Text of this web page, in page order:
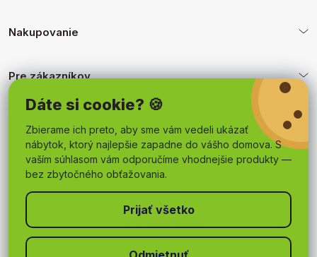
Dáte si cookie? 🍪
Zbierame ich preto, aby sme vám vedeli ukázať
nábytok, ktorý najlepšie zapadne do vášho domova. S
vaším súhlasom vám odporučíme vhodnejšie produkty —
bez zbytočného obťažovania.
Nakupovanie
Pre zákazníkov